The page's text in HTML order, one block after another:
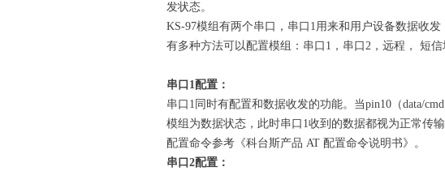
发状态。
KS-97模组有两个串口，串口1用来和用户设备数据收
有多种方法可以配置模组：串口1，串口2，远程， 短信
串口1配置：
串口1同时有配置和数据收发的功能。当pin10（data/
模组为数据状态，此时串口1收到的数据都视为正常传输
配置命令参考《科台斯产品 AT 配置命令说明书》。
串口2配置：